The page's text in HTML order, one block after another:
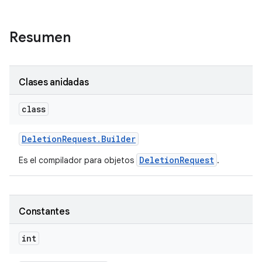
Resumen
Clases anidadas
class
DeletionRequest. Builder
Es el compilador para objetos DeletionRequest .
Constantes
int